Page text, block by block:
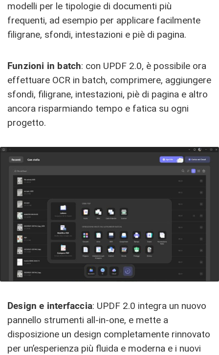
modelli per le tipologie di documenti più
frequenti, ad esempio per applicare facilmente
filigrane, sfondi, intestazioni e piè di pagina.
Funzioni in batch: con UPDF 2.0, è possibile ora
effettuare OCR in batch, comprimere, aggiungere
sfondi, filigrane, intestazioni, piè di pagina e altro
ancora risparmiando tempo e fatica su ogni
progetto.
Design e interfaccia: UPDF 2.0 integra un nuovo
pannello strumenti all-in-one, e mette a
disposizione un design completamente rinnovato
per un’esperienza più fluida e moderna e i nuovi